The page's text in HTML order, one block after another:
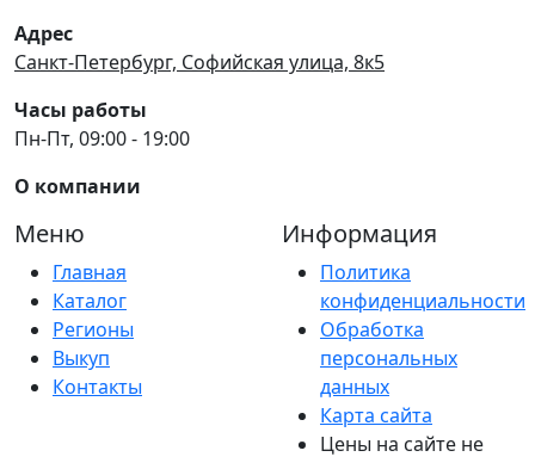
Адрес
Санкт-Петербург, Софийская улица, 8к5
Часы работы
Пн-Пт, 09:00 - 19:00
О компании
Меню
Главная
Каталог
Регионы
Выкуп
Контакты
Информация
Политика
конфиденциальности
Обработка
персональных
данных
Карта сайта
Цены на сайте не